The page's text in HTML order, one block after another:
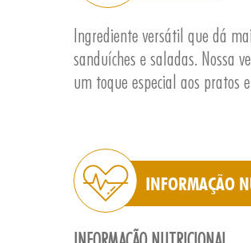
Ingrediente versátil que dá
sanduíches e saladas. Nossa
um toque especial aos pratos
INFORMAÇÃO